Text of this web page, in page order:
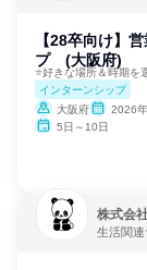
【28卒向け】
プ (大阪府)
⭐好きな場所＆時期を
インターンシップ
大阪府
2026
5日～10日
株式会
生活関